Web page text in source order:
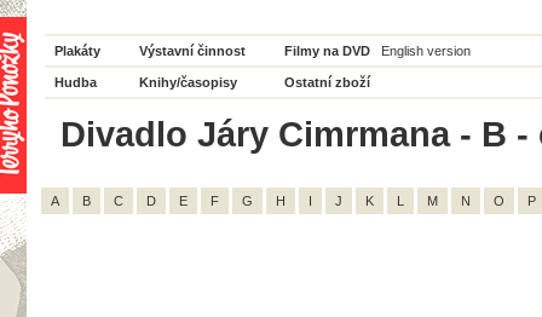
Plakáty Výstavní činnost Filmy na DVD English version
Hudba Knihy/časopisy Ostatní zboží
Divadlo Járy Cimrmana - B -
A B C D E F G H I J K L M N O P